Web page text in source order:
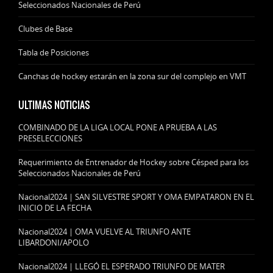
Seleccionados Nacionales de Perú
Clubes de Base
Tabla de Posiciones
Canchas de hockey estarán en la zona sur del complejo en VMT
ULTIMAS NOTICIAS
COMBINADO DE LA LIGA LOCAL PONE A PRUEBA A LAS
PRESELECCIONES
Requerimiento de Entrenador de Hockey sobre Césped para los
Seleccionados Nacionales de Perú
Nacional2024 | SAN SILVESTRE SPORT Y OMA EMPATARON EN EL
INICIO DE LA FECHA
Nacional2024 | OMA VUELVE AL TRIUNFO ANTE
LIBARDONI/APOLO
Nacional2024 | LLEGÓ EL ESPERADO TRIUNFO DE MATER